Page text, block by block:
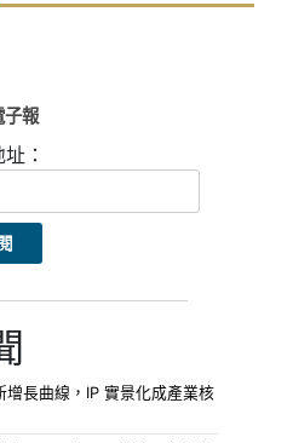
子報
：
長曲線，IP 實景化成產業核